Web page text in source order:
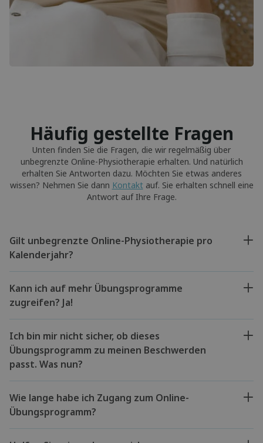
Häufig gestellte Fragen
Unten finden Sie die Fragen, die wir regelmäßig über
unbegrenzte Online-Physiotherapie erhalten. Und natürlich
erhalten Sie Antworten dazu. Möchten Sie etwas anderes
wissen? Nehmen Sie dann Kontaktauf. Sie erhalten schnell eine
Antwort auf Ihre Frage.
Gilt unbegrenzte Online-Physiotherapie pro
Kalenderjahr?
Kann ich auf mehr Übungsprogramme
zugreifen? Ja!
Ich bin mir nicht sicher, ob dieses
Übungsprogramm zu meinen Beschwerden
passt. Was nun?
Wie lange habe ich Zugang zum Online-
Übungsprogramm?